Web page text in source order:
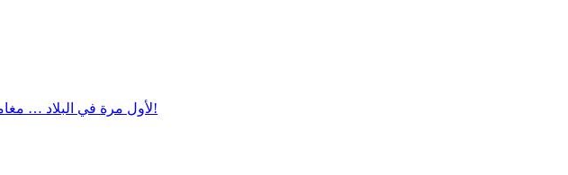
لأول مرة في البلاد … مغامرة روبوتات لا تُفوّت! داخل هاي بارك - חי פארק كريات موتسكين!